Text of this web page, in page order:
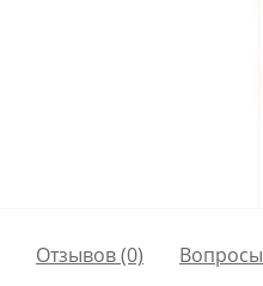
Отзывов (0) Вопросы